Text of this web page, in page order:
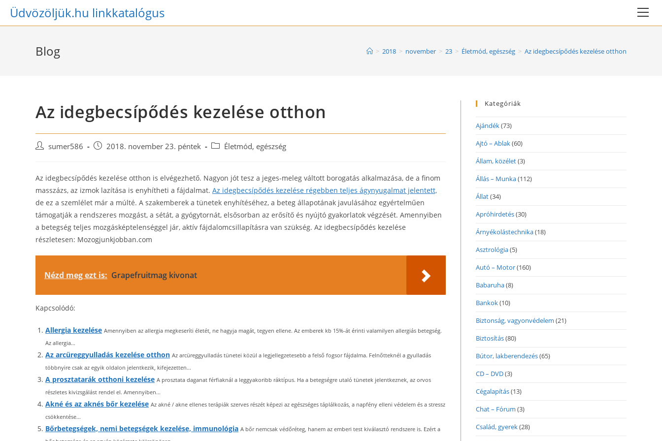
SkipÜdvözöljük.hu linkkatalógus
Blog > 2018 > november > 23 > Életmód, egészség > Az idegbecsípődés kezelése otthon
Az idegbecsípődés kezelése otthon
Post sumer586
Post 2018. november 23. péntek
Post Életmód, egészség
Az idegbecsípődés kezelése otthon is elvégezhető. Nagyon jót tesz a jeges-meleg váltott borogatás alkalmazása, de a finom
masszázs, az izmok lazítása is enyhítheti a fájdalmat. Az idegbecsípődés kezelése régebben teljes ágynyugalmat jelentett,
de ez a szemlélet már a múlté. A szakemberek a tünetek enyhítéséhez, a beteg állapotának javulásához egyértelműen
támogatják a rendszeres mozgást, a sétát, a gyógytornát, elsősorban az erősítő és nyújtó gyakorlatok végzését. Amennyiben
a betegség teljes mozgásképtelenséggel jár, aktív fájdalomcsillapításra van szükség. Az idegbecsípődés kezelése
részletesen: Mozogjunkjobban.com
Nézd meg ezt is: Grapefruitmag kivonat
Kapcsolódó:
Allergia kezelése Amennyiben az allergia megkeseríti életét, ne hagyja magát, tegyen ellene. Az emberek kb 15%-át érinti valamilyen allergiás betegség.
Az allergia...
Az arcüreggyulladás kezelése otthon Az arcüreggyulladás tünetei közül a legjellegzetesebb a felső fogsor fájdalma. Felnőtteknél a gyulladás
többnyire csak az egyik oldalon jelentkezik, kifejezetten...
A prosztatarák otthoni kezelése A prosztata daganat férfiaknál a leggyakoribb ráktípus. Ha a betegségre utaló tünetek jelentkeznek, az orvos
részletes kivizsgálást rendel el. Amennyiben...
Akné és az aknés bőr kezelése Az akné / akne ellenes terápiák szerves részét képezi az egészséges táplálkozás, a napfény elleni védelem és a stressz
csökkentése...
Bőrbetegségek, nemi betegségek kezelése, immunológia A bőr nemcsak védőréteg, hanem az emberi test kiválasztó rendszere is. Ezért a
Kategóriák
Ajándék(73)
Ajtó – Ablak(60)
Állam, közélet(3)
Állás – Munka(112)
Állat(34)
Apróhirdetés(30)
Árnyékolástechnika(18)
Asztrológia(5)
Autó – Motor(160)
Babaruha(8)
Bankok(10)
Biztonság, vagyonvédelem (21)
Biztosítás(80)
Bútor, lakberendezés(65)
CD – DVD(3)
Cégalapítás(13)
Chat – Fórum (3)
Család, gyerek(28)